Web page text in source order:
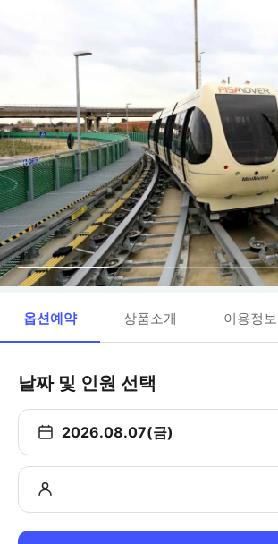
옵션예약 상품소개 이용정보
날짜 및 인원 선택
2026.08.07(금)